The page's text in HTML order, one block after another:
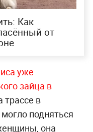
Как
от
уже
зайца в
в
подняться
она